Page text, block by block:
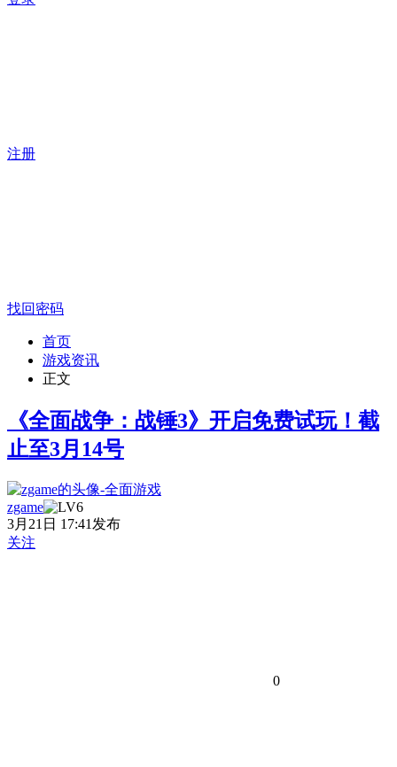
注册
找回密码
首页
游戏资讯
正文
《全面战争：战锤3》开启免费试玩！截
止至3月14号
zgame
3月21日 17:41发布
关注
0